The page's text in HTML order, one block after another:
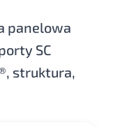
panelowa
SC
struktura,